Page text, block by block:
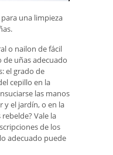
una limpieza
o nailon de fácil
de uñas adecuado
el grado de
cepillo en la
las manos
y el jardín, o en la
Vale la
de los
adecuado puede